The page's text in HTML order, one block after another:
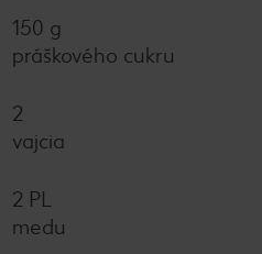
150 g
práškového cukru
2
vajcia
2 PL
medu